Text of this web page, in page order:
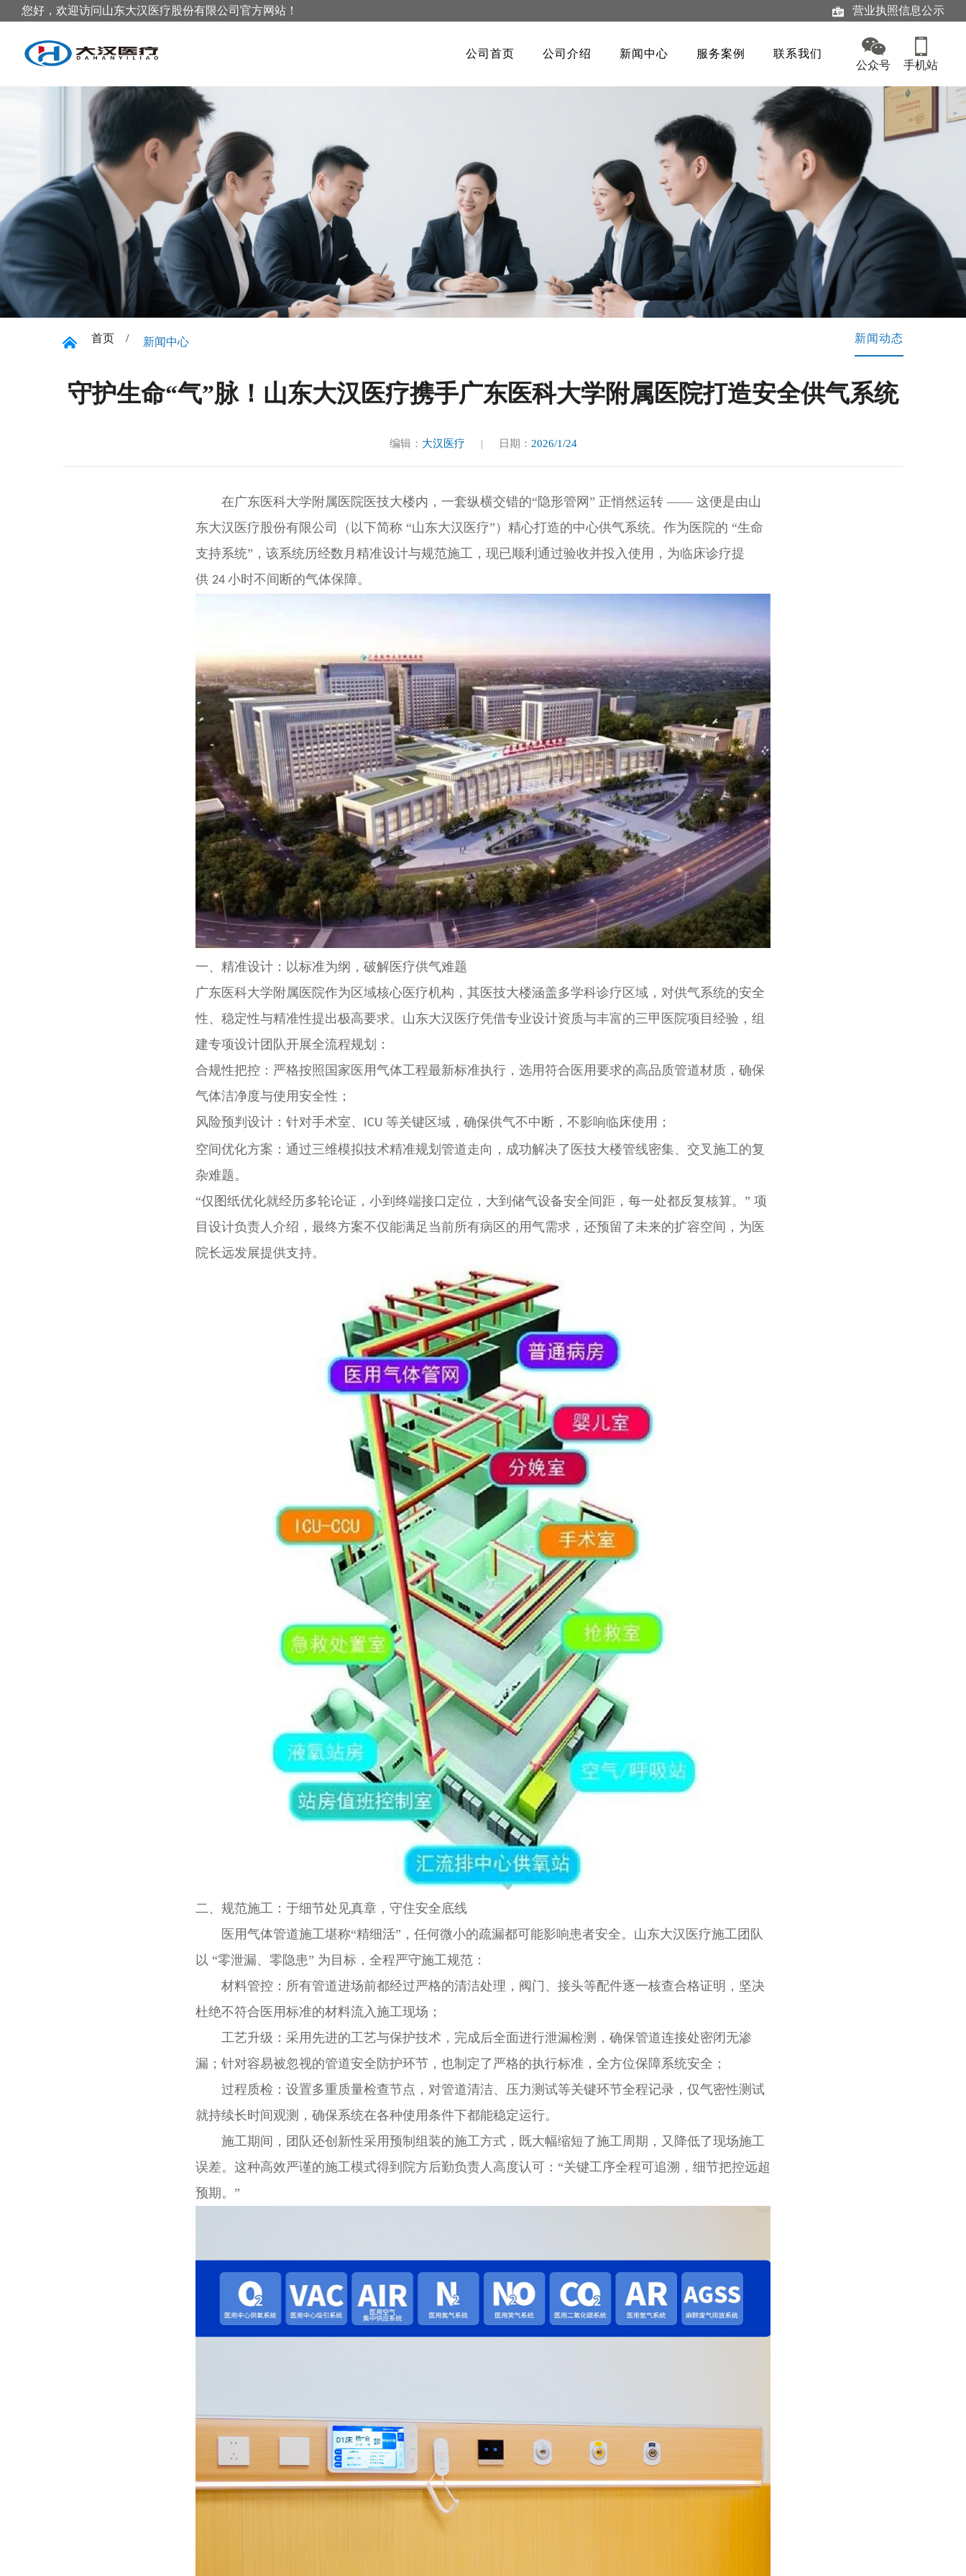
您好，欢迎访问山东大汉医疗股份有限公司官方网站！ 营业执照信息公示
公司首页 公司介绍 新闻中心 服务案例
联系我们
公众号
手机站
首页 / 新闻中心 新闻动态
守护生命“气”脉！山东大汉医疗携手广东医科大学附属医院打造安全供气系统
编辑： 大汉医疗 日期： 2026/1/24
在广东医科大学附属医院医技大楼内，一套纵横交错的“隐形管网” 正悄然运转 —— 这便是由山
东大汉医疗股份有限公司（以下简称 “山东大汉医疗”）精心打造的中心供气系统。作为医院的 “生命
支持系统”，该系统历经数月精准设计与规范施工，现已顺利通过验收并投入使用，为临床诊疗提
供 24 小时不间断的气体保障。
一、精准设计：以标准为纲，破解医疗供气难题
广东医科大学附属医院作为区域核心医疗机构，其医技大楼涵盖多学科诊疗区域，对供气系统的安全
性、稳定性与精准性提出极高要求。山东大汉医疗凭借专业设计资质与丰富的三甲医院项目经验，组
建专项设计团队开展全流程规划：
合规性把控：严格按照国家医用气体工程最新标准执行，选用符合医用要求的高品质管道材质，确保
气体洁净度与使用安全性；
风险预判设计：针对手术室、
ICU 等关键区域，确保供气不中断，不影响临床使用；
空间优化方案：通过三维模拟技术精准规划管道走向，成功解决了医技大楼管线密集、交叉施工的复
杂难题。
“仅图纸优化就经历多轮论证，小到终端接口定位，大到储气设备安全间距，每一处都反复核算。” 项
目设计负责人介绍，最终方案不仅能满足当前所有病区的用气需求，还预留了未来的扩容空间，为医
院长远发展提供支持。
二、规范施工：于细节处见真章，守住安全底线
医用气体管道施工堪称“精细活”，任何微小的疏漏都可能影响患者安全。山东大汉医疗施工团队
以 “零泄漏、零隐患” 为目标，全程严守施工规范：
材料管控：所有管道进场前都经过严格的清洁处理，阀门、接头等配件逐一核查合格证明，坚决
杜绝不符合医用标准的材料流入施工现场；
工艺升级：采用先进的工艺与保护技术，完成后全面进行泄漏检测，确保管道连接处密闭无渗
漏；针对容易被忽视的管道安全防护环节，也制定了严格的执行标准，全方位保障系统安全；
过程质检：设置多重质量检查节点，对管道清洁、压力测试等关键环节全程记录，仅气密性测试
就持续长时间观测，确保系统在各种使用条件下都能稳定运行。
施工期间，团队还创新性采用预制组装的施工方式，既大幅缩短了施工周期，又降低了现场施工
误差。这种高效严谨的施工模式得到院方后勤负责人高度认可： “关键工序全程可追溯，细节把控远超
预期。”